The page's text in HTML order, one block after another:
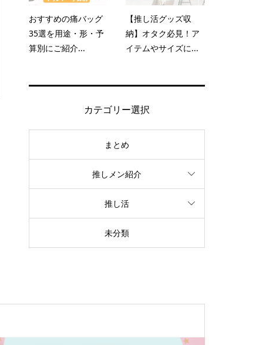
おすすめの痛バッグ
35選を用途・形・予
算別にご紹介...
【推し活グッズ収
納】オタク必見！ア
イテムやサイズに...
カテゴリー選択
まとめ
推しメン紹介
推し活
未分類